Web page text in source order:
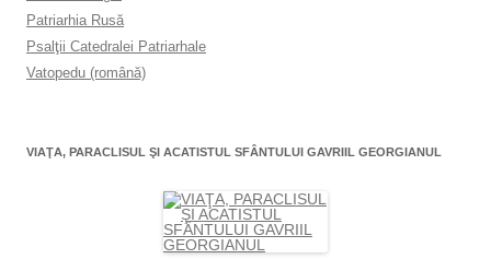
Patriarhia Rusă
Psalţii Catedralei Patriarhale
Vatopedu (română)
VIAŢA, PARACLISUL ŞI ACATISTUL SFÂNTULUI GAVRIIL GEORGIANUL